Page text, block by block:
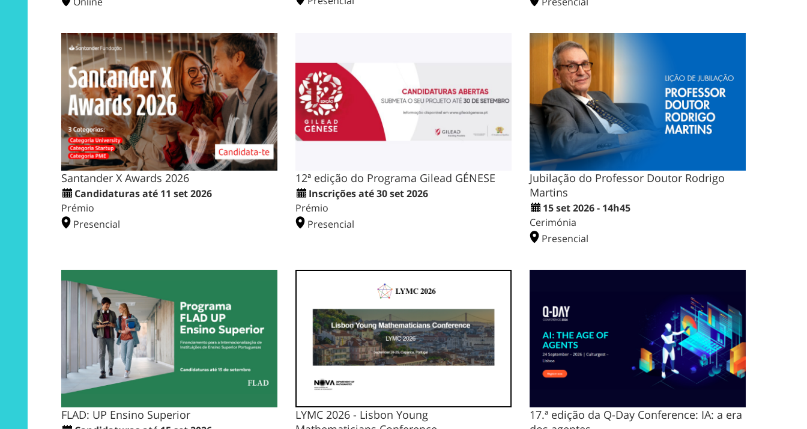
Santander X Awards 2026
Candidaturas até 11 set 2026
Prémio
Presencial
12ª edição do Programa Gilead GÉNESE
Inscrições até 30 set 2026
Prémio
Presencial
Jubilação do Professor Doutor Rodrigo
Martins
15 set 2026 - 14h45
Cerimónia
Presencial
FLAD: UP Ensino Superior
LYMC 2026 - Lisbon Young
17.ª edição da Q-Day Conference: IA: a era